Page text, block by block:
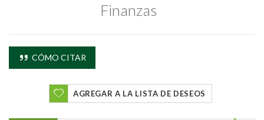
Finanzas
CÓMO CITAR
AGREGAR A LA LISTA DE DESEOS